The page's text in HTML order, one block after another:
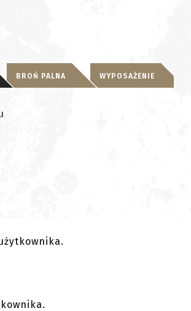
BROŃ PALNA WYPOSAŻENIE